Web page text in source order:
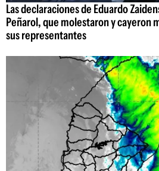
Las declaraciones de Eduardo
Peñarol, que molestaron y cayeron
sus representantes